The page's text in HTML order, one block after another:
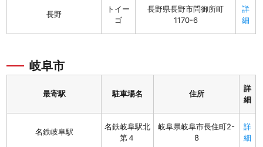
長野
トイー
ゴ
長野県長野市問御所町
1170-6
詳
細
岐阜市
最寄駅 駐車場名 住所
詳
細
名鉄岐阜駅
名鉄岐阜駅北
第４
岐阜県岐阜市長住町2-
8
詳
細